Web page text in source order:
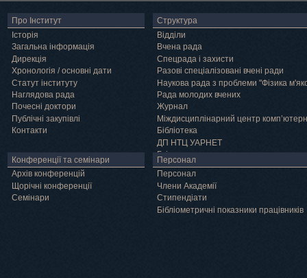
Про Інститут
Історія
Загальна інформація
Дирекція
Хронологія / основні дати
Статут інституту
Наглядова рада
Почесні доктори
Публічні закупівлі
Контакти
Структура
Відділи
Вчена рада
Спецрада і захисти
Разові спеціалізовані вчені ради
Наукова рада з проблеми "Фізика
Рада молодих вчених
Журнал
Міждисциплінарний центр
Бібліотека
ДП НТЦ УАРНЕТ
Грід
Конференції та семінари
Архів конференцій
Щорічні конференції
Семінари
Персонал
Персонал
Члени Академії
Cтипендіати
Бібліометричні показники працівників